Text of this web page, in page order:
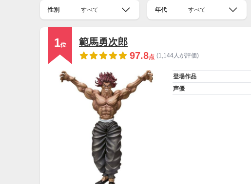
性別 すべて 年代 すべて
1位
範馬勇次郎
97.8点 (1,144人が評価)
登場作品
声優